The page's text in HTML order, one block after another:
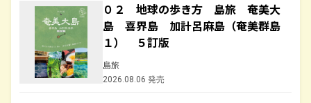
０２ 地球の歩き方 島旅 奄美大
島 喜界島 加計呂麻島（奄美群島
１） ５訂版
島旅
2026.08.06 発売